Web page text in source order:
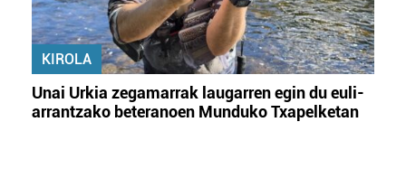
KIROLA
Unai Urkia zegamarrak laugarren egin du euli-
arrantzako beteranoen Munduko Txapelketan